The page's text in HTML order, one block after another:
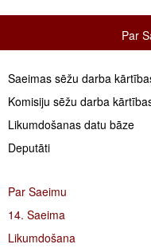
Par
Saeimas sēžu darba
Komisiju sēžu darba
Likumdošanas datu bāze
Deputāti
Par Saeimu
14. Saeima
Likumdošana